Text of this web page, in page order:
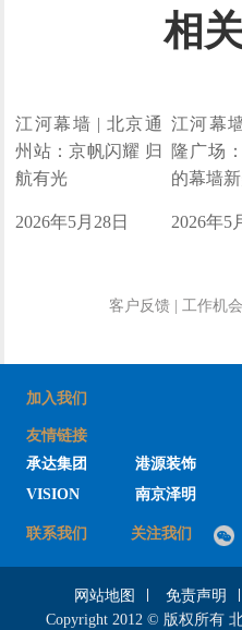
相
江河幕墙 | 北京通
州站：京帆闪耀 归
航有光
2026年5月28日
江河幕
隆广场
的幕墙
2026年5
客户反馈 工作机会
加入我们
友情链接
承达集团
港源装饰
VISION
南京泽明
联系我们 关注我们
网站地图 免责声明
Copyright 2012 © 版权所有